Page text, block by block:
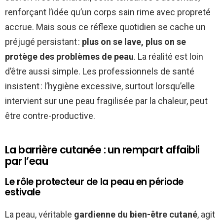
renforçant l’idée qu’un corps sain rime avec propreté
accrue. Mais sous ce réflexe quotidien se cache un
préjugé persistant : plus on se lave, plus on se
protège des problèmes de peau. La réalité est loin
d’être aussi simple. Les professionnels de santé
insistent : l’hygiène excessive, surtout lorsqu’elle
intervient sur une peau fragilisée par la chaleur, peut
être contre-productive.
La barrière cutanée : un rempart affaibli
par l’eau
Le rôle protecteur de la peau en période
estivale
La peau, véritable gardienne du bien-être cutané, agit